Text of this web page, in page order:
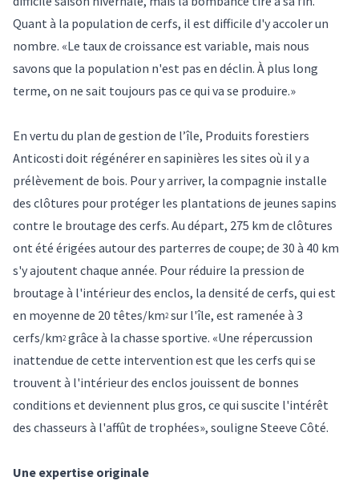
Quant à la population de cerfs, il est difficile d'y accoler un
nombre. «Le taux de croissance est variable, mais nous
savons que la population n'est pas en déclin. À plus long
terme, on ne sait toujours pas ce qui va se produire.»
En vertu du plan de gestion de l’île, Produits forestiers
Anticosti doit régénérer en sapinières les sites où il y a
prélèvement de bois. Pour y arriver, la compagnie installe
des clôtures pour protéger les plantations de jeunes sapins
contre le broutage des cerfs. Au départ, 275 km de clôtures
ont été érigées autour des parterres de coupe; de 30 à 40 km
s'y ajoutent chaque année. Pour réduire la pression de
broutage à l'intérieur des enclos, la densité de cerfs, qui est
en moyenne de 20 têtes/km2sur l'île, est ramenée à 3
cerfs/km2grâce à la chasse sportive. «Une répercussion
inattendue de cette intervention est que les cerfs qui se
trouvent à l'intérieur des enclos jouissent de bonnes
conditions et deviennent plus gros, ce qui suscite l'intérêt
des chasseurs à l'affût de trophées», souligne Steeve Côté.
Une expertise originale